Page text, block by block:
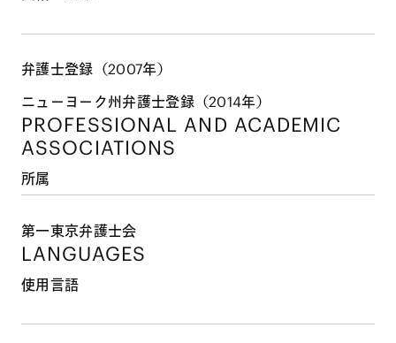
弁護士登録（2007年）
ニューヨーク州弁護士登録（2014年）
PROFESSIONAL AND ACADEMIC
ASSOCIATIONS
所属
第一東京弁護士会
LANGUAGES
使用言語